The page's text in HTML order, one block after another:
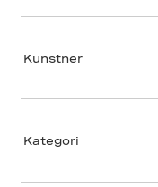
Kunstner
Kategori